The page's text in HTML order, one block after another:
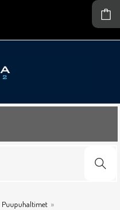
Puupuhaltimet »